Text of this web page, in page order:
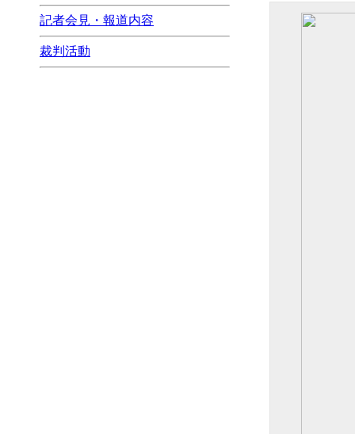
記者会見・報道内容
裁判活動